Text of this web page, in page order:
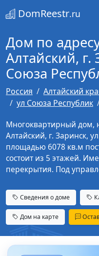
DomReestr.ru
Дом по
Алтайский, г.
Союза
Россия Алтайский
ул Союза Республик
Многоквартирный дом,
Алтайский, г. Заринск,
площадью 6078 кв.м
состоит из 5 этажей.
перекрытия. Под
Сведения о доме
Дом на карте